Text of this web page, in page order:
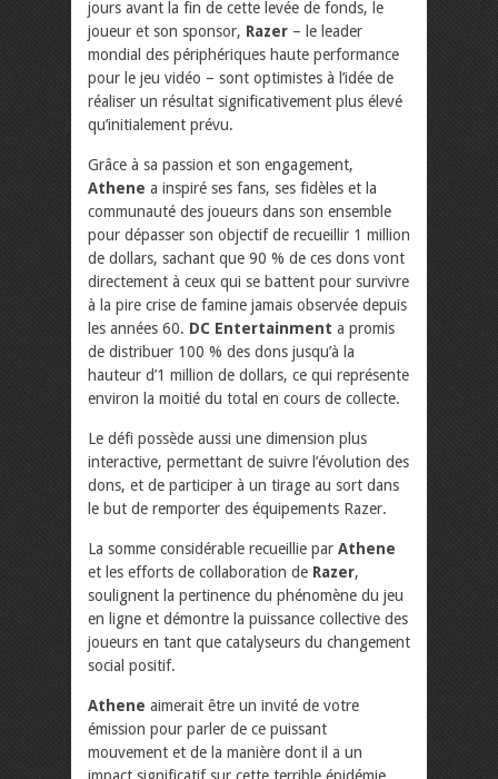
jours avant la fin de cette levée de fonds, le
joueur et son sponsor, Razer – le leader
mondial des périphériques haute performance
pour le jeu vidéo – sont optimistes à l’idée de
réaliser un résultat significativement plus élevé
qu’initialement prévu.
Grâce à sa passion et son engagement,
Athene a inspiré ses fans, ses fidèles et la
communauté des joueurs dans son ensemble
pour dépasser son objectif de recueillir 1 million
de dollars, sachant que 90 % de ces dons vont
directement à ceux qui se battent pour survivre
à la pire crise de famine jamais observée depuis
les années 60. DC Entertainment a promis
de distribuer 100 % des dons jusqu’à la
hauteur d’1 million de dollars, ce qui représente
environ la moitié du total en cours de collecte.
Le défi possède aussi une dimension plus
interactive, permettant de suivre l’évolution des
dons, et de participer à un tirage au sort dans
le but de remporter des équipements Razer.
La somme considérable recueillie par Athene
et les efforts de collaboration de Razer,
soulignent la pertinence du phénomène du jeu
en ligne et démontre la puissance collective des
joueurs en tant que catalyseurs du changement
social positif.
Athene aimerait être un invité de votre
émission pour parler de ce puissant
mouvement et de la manière dont il a un